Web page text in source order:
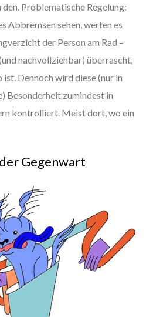
Problematische Regelung:
Abbremsen sehen, werten es
der Person am Rad –
nachvollziehbar) überrascht,
ist. Dennoch wird diese (nur in
Besonderheit zumindest in
kontrolliert. Meist dort, wo ein
Gegenwart